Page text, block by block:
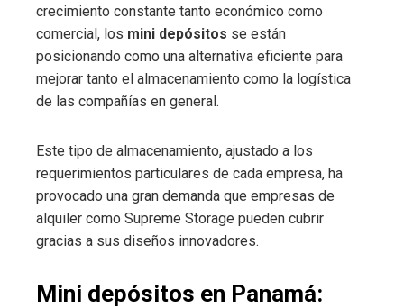
crecimiento constante tanto económico como
comercial, los mini depósitos se están
posicionando como una alternativa eficiente para
mejorar tanto el almacenamiento como la logística
de las compañías en general.
Este tipo de almacenamiento, ajustado a los
requerimientos particulares de cada empresa, ha
provocado una gran demanda que empresas de
alquiler como Supreme Storage pueden cubrir
gracias a sus diseños innovadores.
Mini depósitos en Panamá: